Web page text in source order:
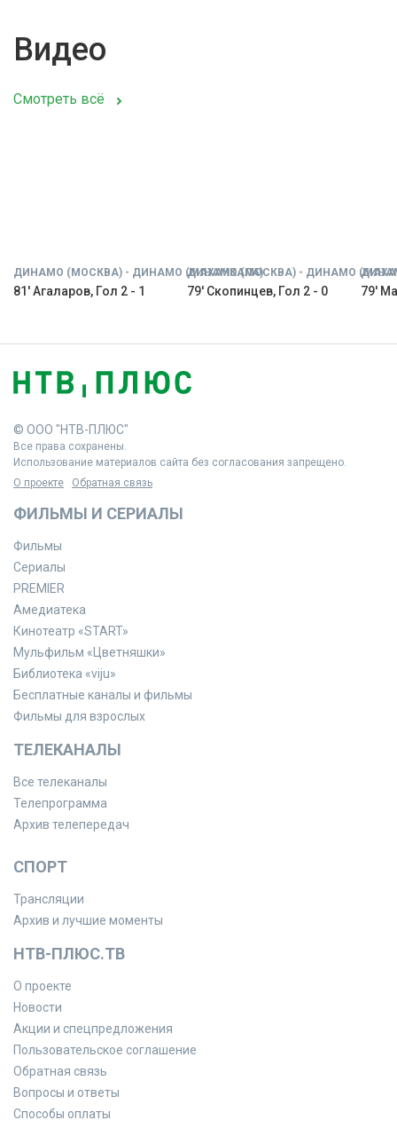
Видео
Смотреть всё
ДИНАМО (МОСКВА) - ДИНАМО (МАХАЧКАЛА)
81' Агаларов, Гол 2 - 1
ДИНАМО (МОСКВА) - ДИНАМО
79' Скопинцев, Гол 2 - 0 79'
© ООО "НТВ-ПЛЮС"
Все права сохранены.
Использование материалов сайта без согласования запрещено.
О проекте
Обратная связь
ФИЛЬМЫ И СЕРИАЛЫ
Фильмы
Сериалы
PREMIER
Амедиатека
Кинотеатр «START»
Мульфильм «Цветняшки»
Библиотека «viju»
Бесплатные каналы и фильмы
Фильмы для взрослых
ТЕЛЕКАНАЛЫ
Все телеканалы
Телепрограмма
Архив телепередач
СПОРТ
Трансляции
Архив и лучшие моменты
НТВ-ПЛЮС.ТВ
О проекте
Новости
Акции и спецпредложения
Пользовательское соглашение
Обратная связь
Вопросы и ответы
Способы оплаты